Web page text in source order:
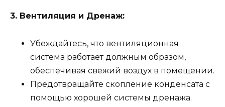
3. Вентиляция и Дренаж:
Убеждайтесь, что вентиляционная
система работает должным образом,
обеспечивая свежий воздух в помещении.
Предотвращайте скопление конденсата с
помощью хорошей системы дренажа.